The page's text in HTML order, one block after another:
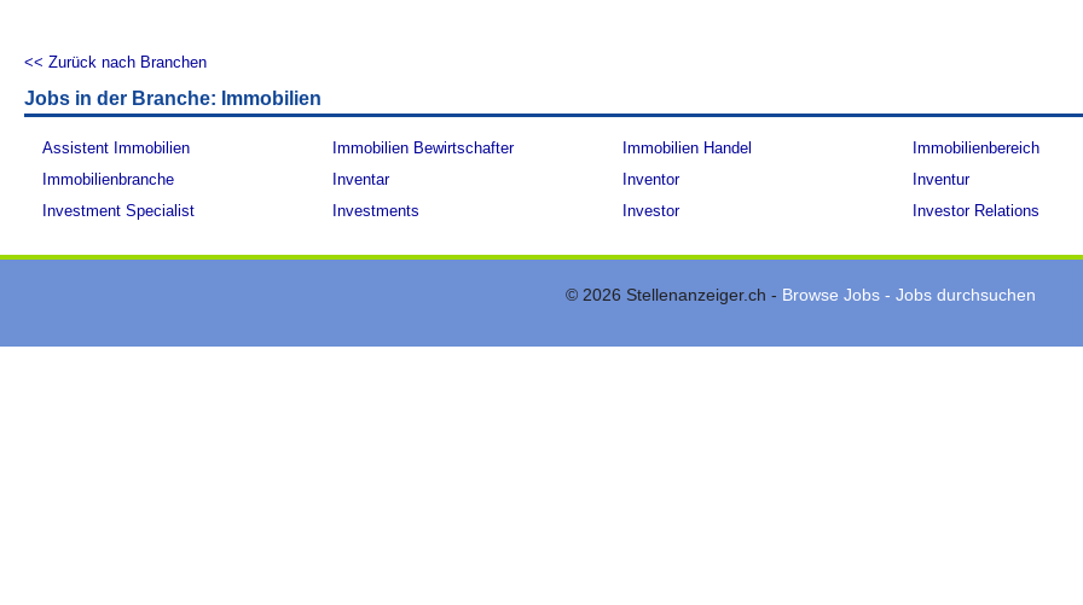
<< Zurück nach Branchen
Jobs in der Branche: Immobilien
Assistent Immobilien Immobilien Bewirtschafter Immobilien Handel
Immobilienbereich
Immobilienbranche
Inventar Inventor
Inventur
Investment Specialist
Investments Investor Investor Relations
© 2026 Stellenanzeiger.ch - Browse Jobs - Jobs durchsuchen